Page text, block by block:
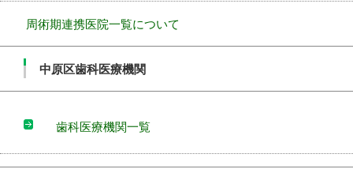
周術期連携医院一覧について
中原区歯科医療機関
歯科医療機関一覧